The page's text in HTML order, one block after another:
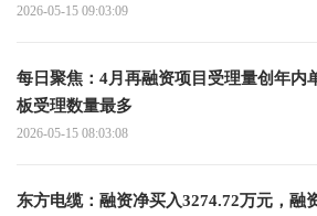
2026-05-15 09:03:09
每日聚焦：4月再融资项目受理量创年内
板受理数量最多
2026-05-15 08:03:08
东方电缆：融资净买入3274.72万元，融